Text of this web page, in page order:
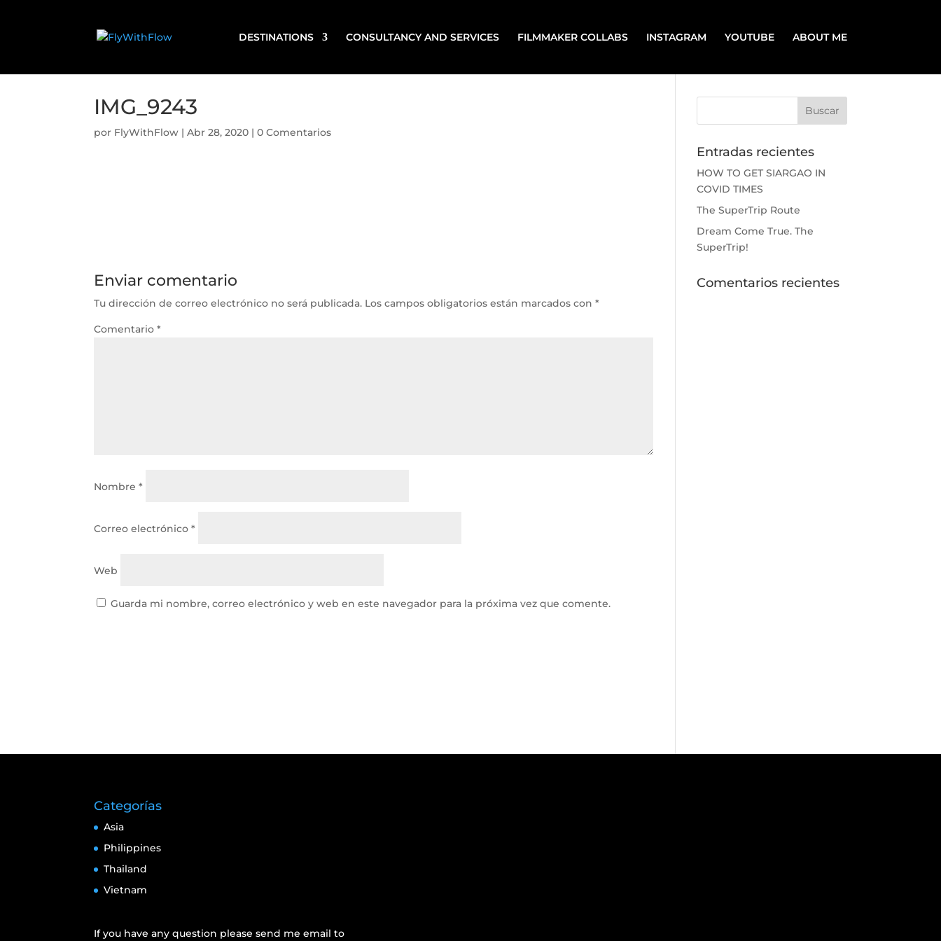
DESTINATIONS CONSULTANCY AND SERVICES FILMMAKER COLLABS INSTAGRAM YOUTUBE ABOUT ME
IMG_9243
por FlyWithFlow |Abr 28, 2020 |0 Comentarios
Enviar comentario
Tu dirección de correo electrónico no será publicada. Los campos obligatorios están marcados con*
Comentario*
Nombre*
Correo electrónico*
Web
Guarda mi nombre, correo electrónico y web en este navegador para la próxima vez que comente.
Entradas recientes
HOW TO GET SIARGAO IN
COVID TIMES
The SuperTrip Route
Dream Come True. The
SuperTrip!
Comentarios recientes
Categorías
Asia
Philippines
Thailand
Vietnam
If you have any question please send me email to